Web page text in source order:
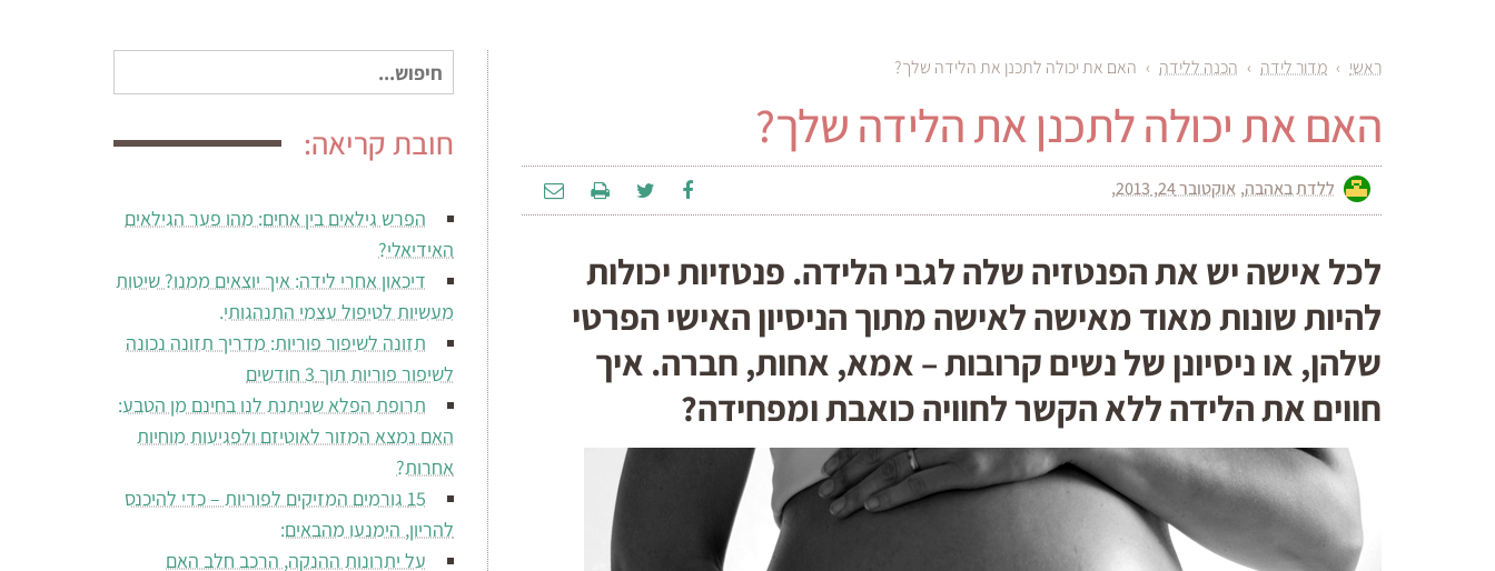
ראשי › מדור לידה › הכנה ללידה › האם את יכולה לתכנן את הלידה שלך?
האם את יכולה לתכנן את הלידה שלך?
ללדת באהבה אוקטובר 24, 2013
לכל אישה יש את הפנטזיה שלה לגבי הלידה. פנטזיות יכולות
להיות שונות מאוד מאישה לאישה מתוך הניסיון האישי הפרטי
שלהן, או ניסיונן של נשים קרובות – אמא, אחות, חברה. איך
חווים את הלידה ללא הקשר לחוויה כואבת ומפחידה?
חיפוש
עבור:
חובת קריאה:
הפרש גילאים בין אחים: מהו פער הגילאים
האידיאלי?
דיכאון אחרי לידה: איך יוצאים ממנו? שיטות
מעשיות לטיפול עצמי התנהגותי.
תזונה לשיפור פוריות: מדריך תזונה נכונה
לשיפור פוריות תוך 3 חודשים
תרופת הפלא שניתנת לנו בחינם מן הטבע:
האם נמצא המזור לאוטיזם ולפגיעות מוחיות
אחרות?
15 גורמים המזיקים לפוריות – כדי להיכנס
להריון, הימנעו מהבאים:
על יתרונות ההנקה, הרכב חלב האם